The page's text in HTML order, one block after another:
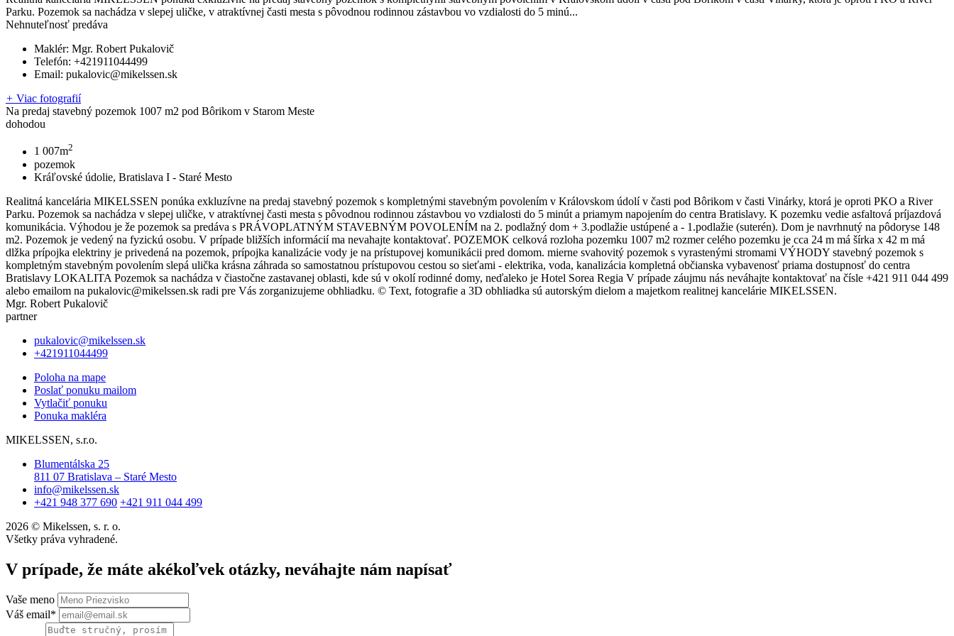
Parku. Pozemok sa nachádza v slepej uličke, v atraktívnej časti mesta s pôvodnou rodinnou zástavbou vo vzdialosti do 5 minú...
Nehnuteľnosť predáva
Maklér: Mgr. Robert Pukalovič
Telefón: +421911044499
Email: pukalovic@mikelssen.sk
+ Viac fotografií
Na predaj stavebný pozemok 1007 m2 pod Bôrikom v Starom Meste
dohodou
1 007m2
pozemok
Kráľovské údolie, Bratislava I - Staré Mesto
Realitná kancelária MIKELSSEN ponúka exkluzívne na predaj stavebný pozemok s kompletnými stavebným povolením v Královskom údolí v časti pod Bôrikom v časti Vinárky, ktorá je oproti PKO a River
Parku. Pozemok sa nachádza v slepej uličke, v atraktívnej časti mesta s pôvodnou rodinnou zástavbou vo vzdialosti do 5 minút a priamym napojením do centra Bratislavy. K pozemku vedie asfaltová príjazdová
komunikácia. Výhodou je že pozemok sa predáva s PRÁVOPLATNÝM STAVEBNÝM POVOLENÍM na 2. podlažný dom + 3.podlažie ustúpené a - 1.podlažie (suterén). Dom je navrhnutý na pôdoryse 148
m2. Pozemok je vedený na fyzickú osobu. V prípade bližších informácií ma nevahajte kontaktovať. POZEMOK celková rozloha pozemku 1007 m2 rozmer celého pozemku je cca 24 m má šírka x 42 m má
dlžka prípojka elektriny je privedená na pozemok, prípojka kanalizácie vody je na prístupovej komunikácii pred domom. mierne svahovitý pozemok s vyrastenými stromami VÝHODY stavebný pozemok s
kompletným stavebným povolením slepá ulička krásna záhrada so samostatnou prístupovou cestou so sieťami - elektrika, voda, kanalizácia kompletná občianska vybavenosť priama dostupnosť do centra
Bratislavy LOKALITA Pozemok sa nachádza v čiastočne zastavanej oblasti, kde sú v okolí rodinné domy, neďaleko je Hotel Sorea Regia V prípade záujmu nás neváhajte kontaktovať na čísle +421 911 044 499
alebo emailom na pukalovic@mikelssen.sk radi pre Vás zorganizujeme obhliadku. © Text, fotografie a 3D obhliadka sú autorským dielom a majetkom realitnej kancelárie MIKELSSEN.
Mgr. Robert Pukalovič
partner
pukalovic@mikelssen.sk
+421911044499
Poloha na mape
Poslať ponuku mailom
Vytlačiť ponuku
Ponuka makléra
MIKELSSEN, s.r.o.
Blumentálska 25
811 07 Bratislava – Staré Mesto
info@mikelssen.sk
+421 948 377 690 +421 911 044 499
2026 © Mikelssen, s. r. o.
Všetky práva vyhradené.
V prípade, že máte akékoľvek otázky, neváhajte nám napísať
Vaše meno
Váš email*